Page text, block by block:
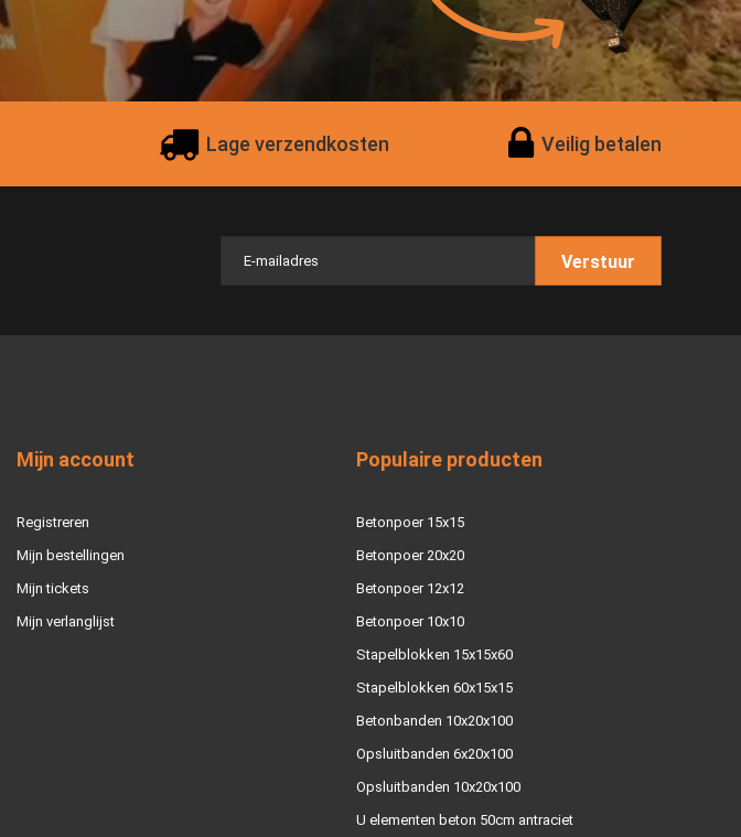
Lage verzendkosten Veilig betalen
Verstuur
Mijn account
Registreren
Mijn bestellingen
Mijn tickets
Mijn verlanglijst
Populaire producten
Betonpoer 15x15
Betonpoer 20x20
Betonpoer 12x12
Betonpoer 10x10
Stapelblokken 15x15x60
Stapelblokken 60x15x15
Betonbanden 10x20x100
Opsluitbanden 6x20x100
Opsluitbanden 10x20x100
U elementen beton 50cm antraciet